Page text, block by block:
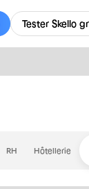
Tester Skello
RH Hôtellerie